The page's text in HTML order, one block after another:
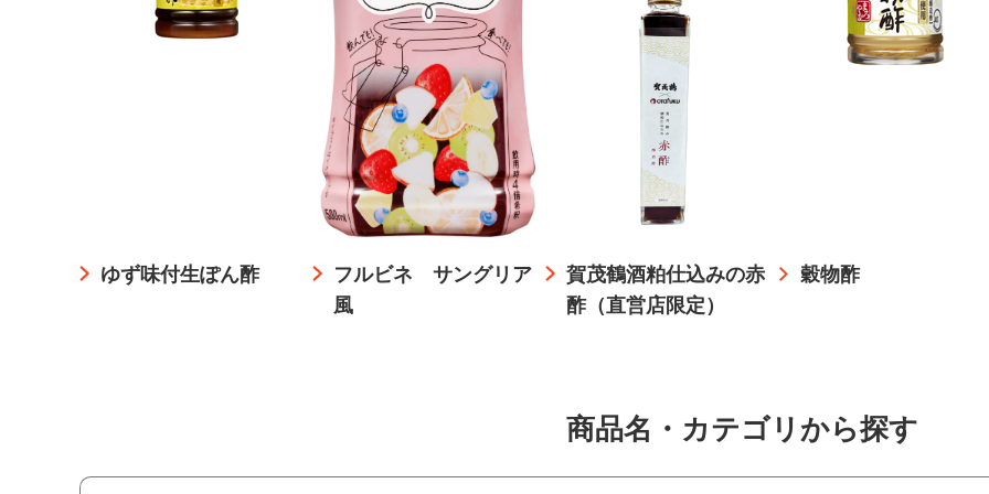
ゆず味付生ぽん酢
フルビネ サングリア
風
賀茂鶴酒粕仕込みの赤
酢（直営店限定）
穀物酢
商品名・カテゴリから探す